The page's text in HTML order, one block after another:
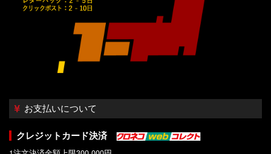
お支払いについて
クレジットカード決済